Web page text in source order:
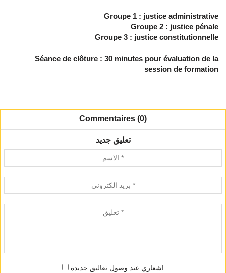
Groupe 1 : justice administrative
Groupe 2 : justice pénale
Groupe 3 : justice constitutionnelle
Séance de clôture : 30 minutes pour évaluation de la
session de formation
Commentaires (0)
تعليق جديد
اشعاري عند وصول تعاليق جديدة